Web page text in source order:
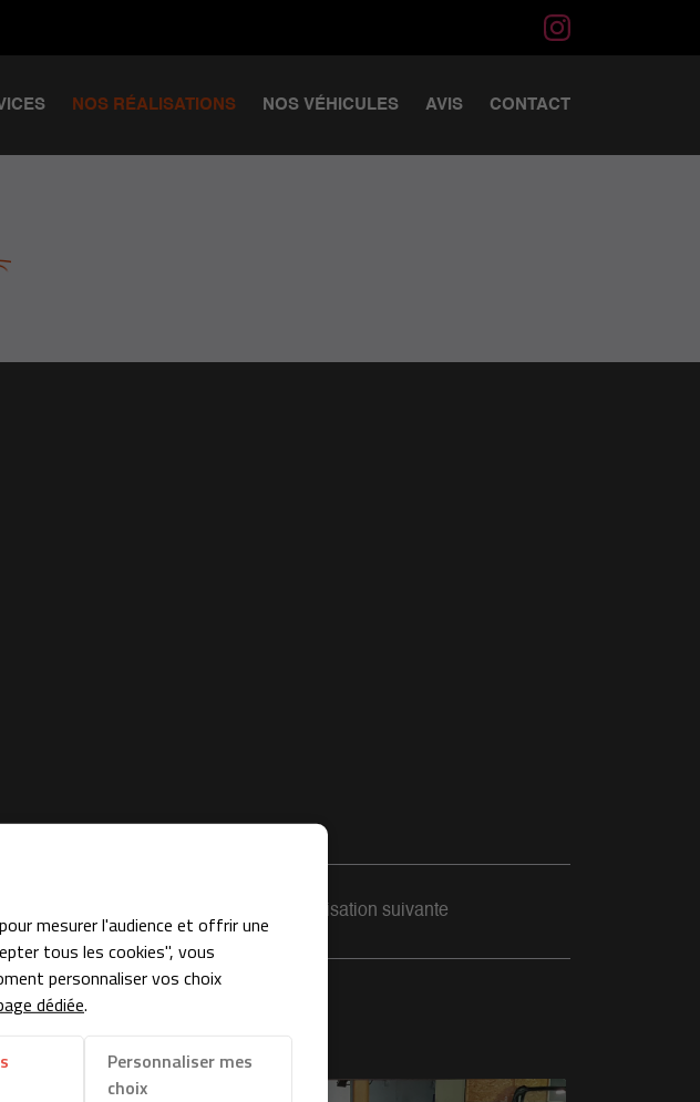
mesurer l'audience et offrir une
tous les cookies", vous
personnaliser vos choix
dédiée.
Personnaliser mes
choix
NOS RÉALISATIONS NOS VÉHICULES AVIS CONTACT
Réalisation suivante